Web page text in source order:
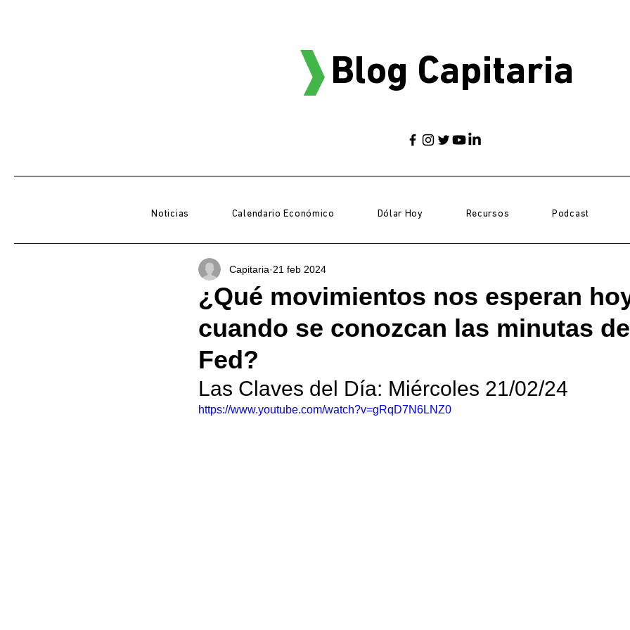
Blog Capitaria
Noticias Calendario Económico Dólar Hoy Recursos Podcast
¿Qué movimientos nos esperan
cuando se conozcan las minutas
Fed?
Capitaria 21 feb 2024
Las Claves del Día: Miércoles 21/02/24
https://www.youtube.com/watch?v=gRqD7N6LNZ0